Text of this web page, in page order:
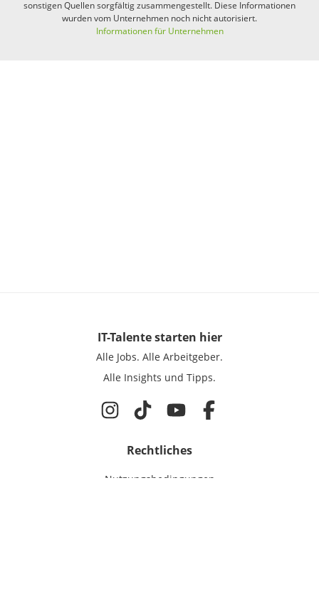
sonstigen Quellen sorgfältig zusammengestellt. Diese Informationen
wurden vom Unternehmen noch nicht autorisiert.
Informationen für Unternehmen
IT-Talentestarten hier
Alle Jobs. Alle Arbeitgeber.
Alle Insights und Tipps.
Rechtliches
Nutzungsbedingungen